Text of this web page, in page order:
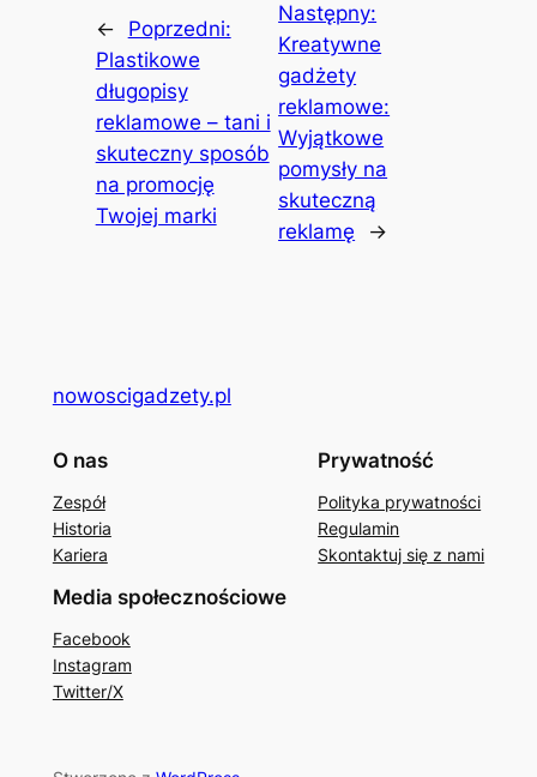
←
Poprzedni:
Plastikowe
długopisy
reklamowe – tani i
skuteczny sposób
na promocję
Twojej marki
Następny:
Kreatywne
gadżety
reklamowe:
Wyjątkowe
pomysły na
skuteczną
reklamę
→
nowoscigadzety.pl
O nas
Zespół
Historia
Kariera
Prywatność
Polityka prywatności
Regulamin
Skontaktuj się z nami
Media społecznościowe
Facebook
Instagram
Twitter/X